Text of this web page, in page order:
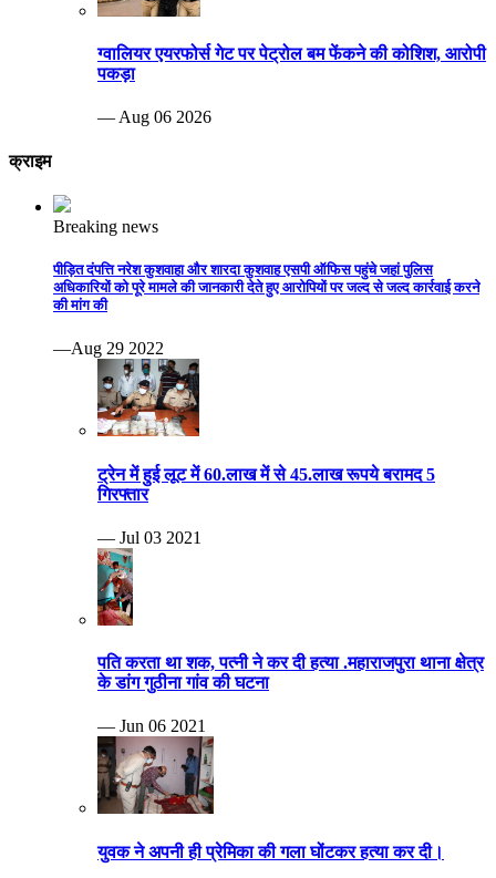
ग्वालियर एयरफोर्स गेट पर पेट्रोल बम फेंकने की कोशिश, आरोपी
पकड़ा
— Aug 06 2026
क्राइम
Breaking news
पीड़ित दंपत्ति नरेश कुशवाहा और शारदा कुशवाह एसपी ऑफिस पहुंचे जहां पुलिस
अधिकारियों को पूरे मामले की जानकारी देते हुए आरोपियों पर जल्द से जल्द कार्रवाई करने
की मांग की
—Aug 29 2022
ट्रेन में हुई लूट में 60.लाख में से 45.लाख रूपये बरामद 5
गिरफ्तार
— Jul 03 2021
पति करता था शक, पत्नी ने कर दी हत्या .महाराजपुरा थाना क्षेत्र
के डांग गुठीना गांव की घटना
— Jun 06 2021
युवक ने अपनी ही प्रेमिका की गला घोंटकर हत्या कर दी।